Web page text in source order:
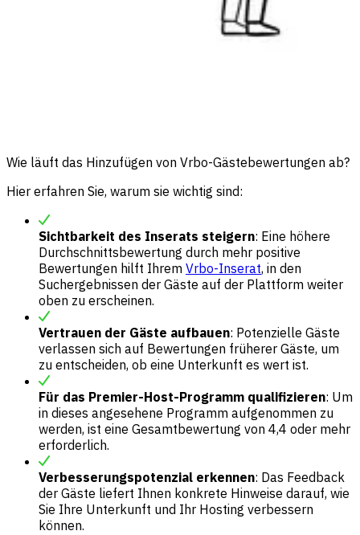
Wie läuft das Hinzufügen von Vrbo-Gästebewertungen ab?
Hier erfahren Sie, warum sie wichtig sind:
Sichtbarkeit des Inserats steigern: Eine höhere
Durchschnittsbewertung durch mehr positive
Bewertungen hilft Ihrem Vrbo-Inserat, in den
Suchergebnissen der Gäste auf der Plattform weiter
oben zu erscheinen.
Vertrauen der Gäste aufbauen: Potenzielle Gäste
verlassen sich auf Bewertungen früherer Gäste, um
zu entscheiden, ob eine Unterkunft es wert ist.
Für das Premier-Host-Programm qualifizieren: Um
in dieses angesehene Programm aufgenommen zu
werden, ist eine Gesamtbewertung von 4,4 oder mehr
erforderlich.
Verbesserungspotenzial erkennen: Das Feedback
der Gäste liefert Ihnen konkrete Hinweise darauf, wie
Sie Ihre Unterkunft und Ihr Hosting verbessern
können.